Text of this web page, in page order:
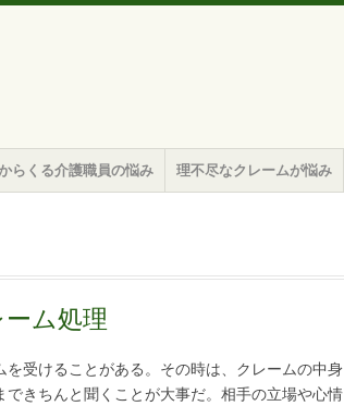
らくる介護職員の悩み 理不尽なクレームが悩み
ム処理
受けることがある。その時は、クレームの中身
きちんと聞くことが大事だ。相手の立場や心情